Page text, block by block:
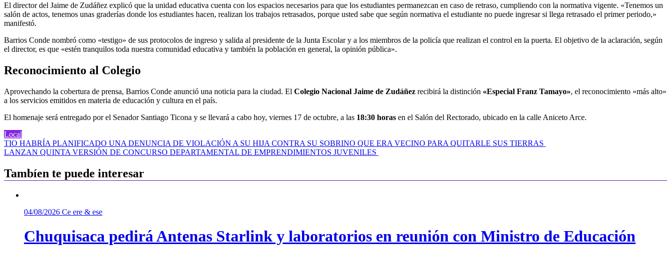
El director del Jaime de Zudáñez explicó que la unidad educativa cuenta con los espacios necesarios para que los estudiantes permanezcan en caso de retraso, cumpliendo con la normativa vigente. «Tenemos un
salón de actos, tenemos unas graderías donde los estudiantes hacen, realizan los trabajos retrasados, porque usted sabe que según normativa el estudiante no puede ingresar si llega retrasado el primer periodo,»
manifestó.
Barrios Conde nombró como «testigo» de sus protocolos de ingreso y salida al presidente de la Junta Escolar y a los miembros de la policía que realizan el control en la puerta. El objetivo de la aclaración, según
el director, es que «estén tranquilos toda nuestra comunidad educativa y también la población en general, la opinión pública».
Reconocimiento al Colegio
Aprovechando la cobertura de prensa, Barrios Conde anunció una noticia para la ciudad. El Colegio Nacional Jaime de Zudáñez recibirá la distinción «Especial Franz Tamayo», el reconocimiento «más alto»
a los servicios emitidos en materia de educación y cultura en el país.
El homenaje será entregado por el Senador Santiago Ticona y se llevará a cabo hoy, viernes 17 de octubre, a las 18:30 horas en el Salón del Rectorado, ubicado en la calle Aniceto Arce.
Local
Navegación
de
entradas
TIO HABRÍA PLANIFICADO UNA DENUNCIA DE VIOLACIÓN A SU HIJA CONTRA SU SOBRINO QUE ERA VECINO PARA QUITARLE SUS TIERRAS
LANZAN QUINTA VERSIÓN DE CONCURSO DEPARTAMENTAL DE EMPRENDIMIENTOS JUVENILES
Tambíen te puede interesar
04/08/2026 Ce ere & ese
Chuquisaca pedirá Antenas Starlink y laboratorios en reunión con Ministro de Educación